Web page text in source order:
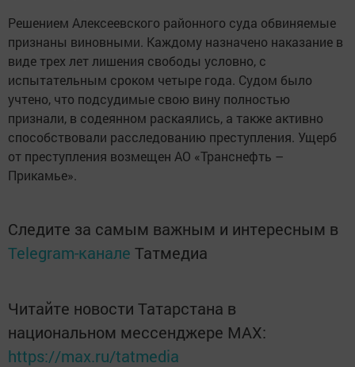
Решением Алексеевского районного суда обвиняемые
признаны виновными. Каждому назначено наказание в
виде трех лет лишения свободы условно, с
испытательным сроком четыре года. Судом было
учтено, что подсудимые свою вину полностью
признали, в содеянном раскаялись, а также активно
способствовали расследованию преступления. Ущерб
от преступления возмещен АО «Транснефть –
Прикамье».
Следите за самым важным и интересным в
Telegram-канале Татмедиа
Читайте новости Татарстана в
национальном мессенджере MАХ:
https://max.ru/tatmedia